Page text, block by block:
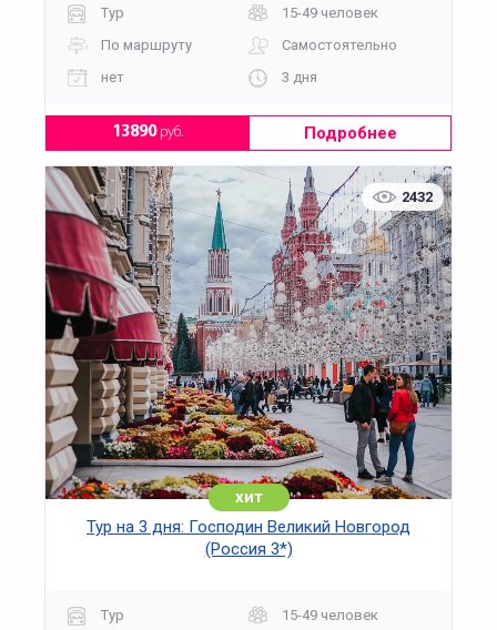
Тур
15-49 человек
По маршруту
Самостоятельно
нет
3 дня
13890руб. Подробнее
2432
хит
Тур на 3 дня: Господин Великий Новгород
(Россия 3*)
Тур 15-49 человек